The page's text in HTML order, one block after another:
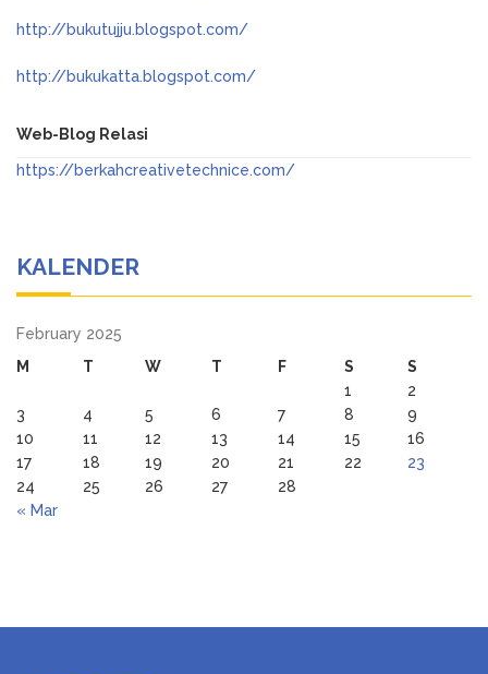
http://bukutujju.blogspot.com/
http://bukukatta.blogspot.com/
Web-Blog Relasi
https://berkahcreativetechnice.com/
KALENDER
February 2025
M
T W T F S S
« Mar
1
2
3
4 5 6 7 8
9
10
11 12 13 14 15
16
17
18 19 20 21 22
23
24
25 26 27 28